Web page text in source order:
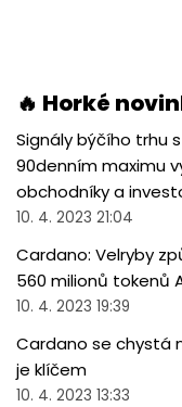
🔥 Horké
Signály býčího trhu
90denním maximu
obchodníky a
10. 4. 2023 21:04
Cardano: Velryby
560 milionů tokenů
10. 4. 2023 19:39
Cardano se chystá
je klíčem
10. 4. 2023 13:33